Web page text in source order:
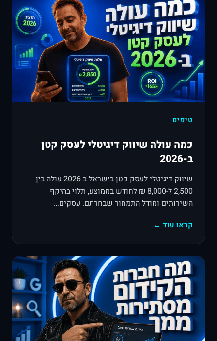
טיפים
כמה עולה שיווק דיגיטלי לעסק קטן
ב-2026
שיווק דיגיטלי לעסק קטן בישראל ב-2026 עולה בין
2,500 ל-8,000 ₪ לחודש בממוצע, תלוי בהיקף
השירותים ומודל התמחור שבחרתם. עסקים…
קראו עוד ←